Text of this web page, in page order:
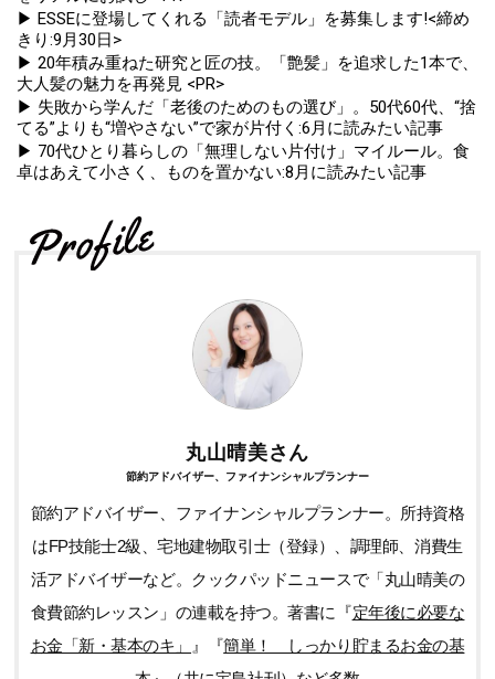
▶ ESSEに登場してくれる「読者モデル」を募集します!<締め
きり:9月30日>
▶ 20年積み重ねた研究と匠の技。「艶髪」を追求した1本で、
大人髪の魅力を再発見 <PR>
▶ 失敗から学んだ「老後のためのもの選び」。50代60代、“捨
てる”よりも“増やさない”で家が片付く:6月に読みたい記事
▶ 70代ひとり暮らしの「無理しない片付け」マイルール。食
卓はあえて小さく、ものを置かない:8月に読みたい記事
丸山晴美さん
節約アドバイザー、ファイナンシャルプランナー
節約アドバイザー、ファイナンシャルプランナー。所持資格
はFP技能士2級、宅地建物取引士（登録）、調理師、消費生
活アドバイザーなど。クックパッドニュースで「丸山晴美の
食費節約レッスン」の連載を持つ。著書に『定年後に必要な
お金「新・基本のキ」
』『簡単！ しっかり貯まるお金の基